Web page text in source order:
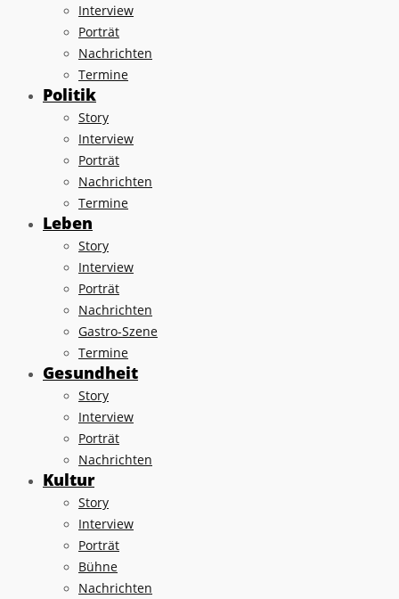
Interview
Porträt
Nachrichten
Termine
Politik
Story
Interview
Porträt
Nachrichten
Termine
Leben
Story
Interview
Porträt
Nachrichten
Gastro-Szene
Termine
Gesundheit
Story
Interview
Porträt
Nachrichten
Kultur
Story
Interview
Porträt
Bühne
Nachrichten